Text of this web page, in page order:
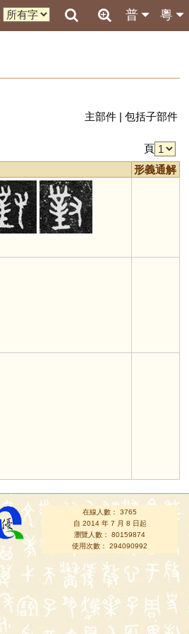
粵
普
主部件| 包括子部件
頁
形義通解
在線人數： 3765
自 2014 年 7 月 8 日起
瀏覽人數： 80159874
使用次數： 294090992